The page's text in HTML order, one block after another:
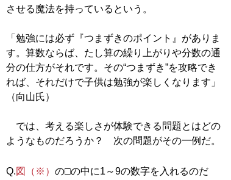
させる魔法を持っているという。
「勉強には必ず『つまずきのポイント』がありま
す。算数ならば、たし算の繰り上がりや分数の通
分の仕方がそれです。その“つまずき”を攻略でき
れば、それだけで子供は勉強が楽しくなります」
（向山氏）
では、考える楽しさが体験できる問題とはどの
ようなものだろうか？ 次の問題がその一例だ。
Q.図（※） の□の中に1～9の数字を入れるのだ